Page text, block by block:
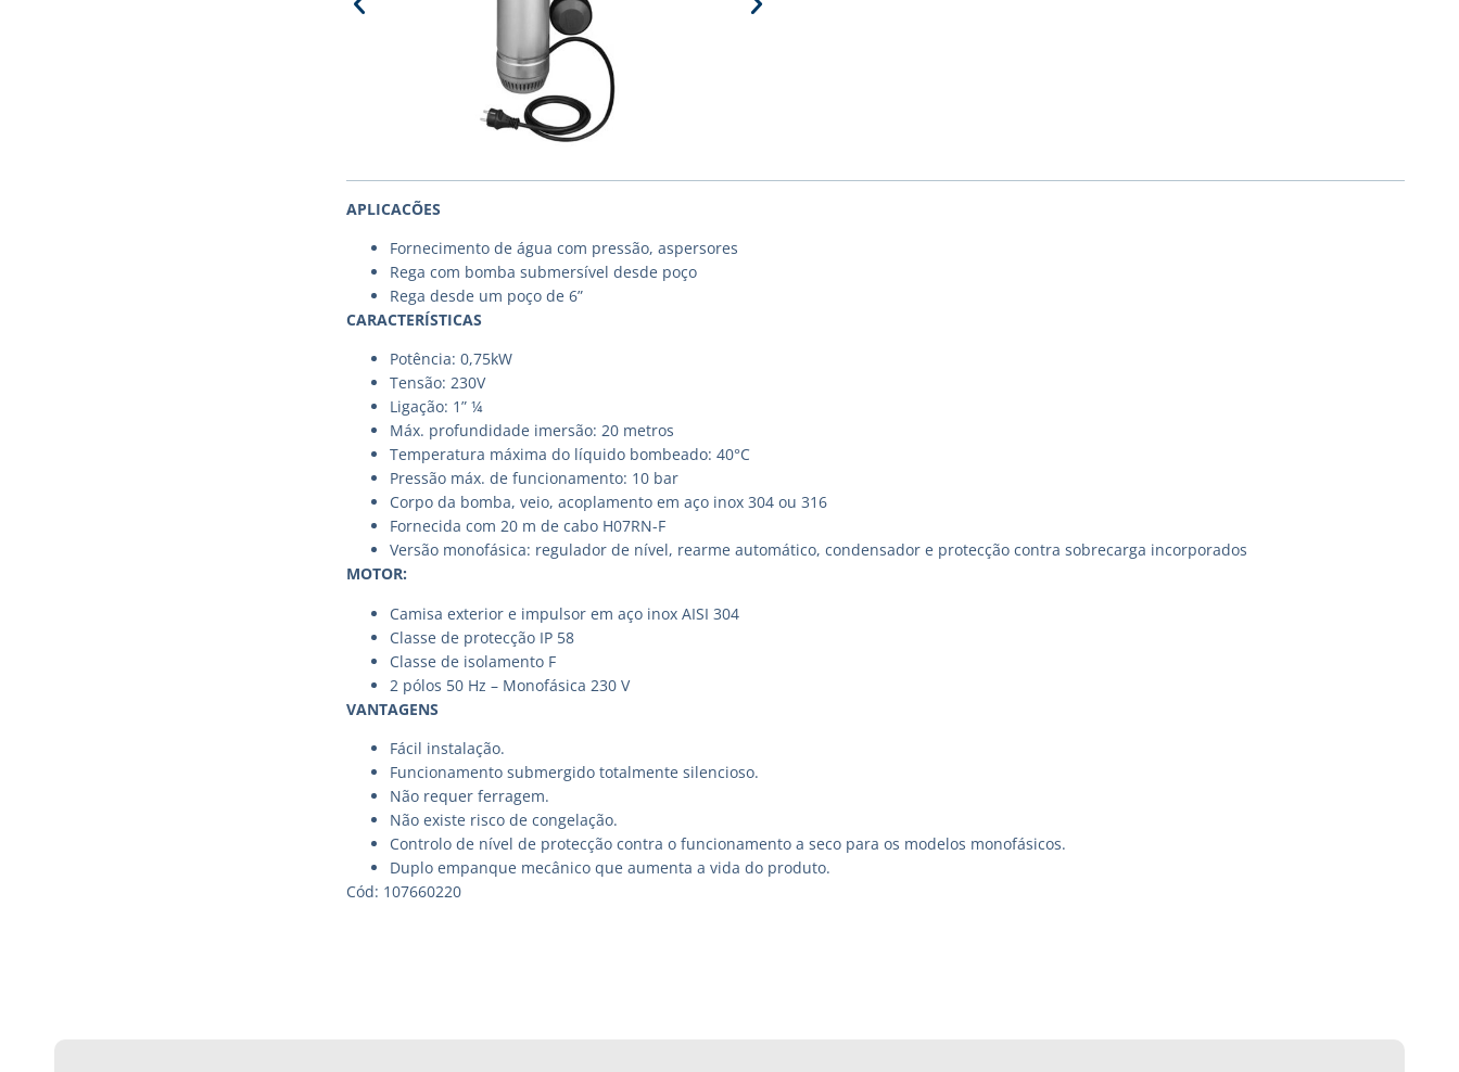
APLICACÕES
Fornecimento de água com pressão, aspersores
Rega com bomba submersível desde poço
Rega desde um poço de 6”
CARACTERÍSTICAS
Potência: 0,75kW
Tensão: 230V
Ligação: 1” ¼
Máx. profundidade imersão: 20 metros
Temperatura máxima do líquido bombeado: 40°C
Pressão máx. de funcionamento: 10 bar
Corpo da bomba, veio, acoplamento em aço inox 304 ou 316
Fornecida com 20 m de cabo H07RN-F
Versão monofásica: regulador de nível, rearme automático, condensador e protecção contra sobrecarga incorporados
MOTOR:
Camisa exterior e impulsor em aço inox AISI 304
Classe de protecção IP 58
Classe de isolamento F
2 pólos 50 Hz – Monofásica 230 V
VANTAGENS
Fácil instalação.
Funcionamento submergido totalmente silencioso.
Não requer ferragem.
Não existe risco de congelação.
Controlo de nível de protecção contra o funcionamento a seco para os modelos monofásicos.
Duplo empanque mecânico que aumenta a vida do produto.
Cód: 107660220